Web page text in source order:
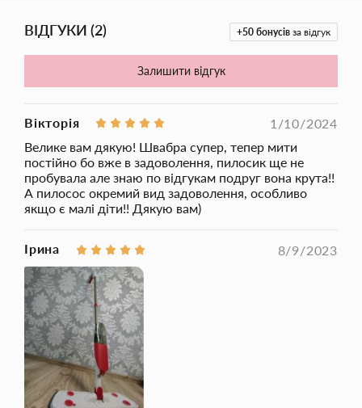
мікрофібра; ✔️Об'єм резервуару для води: 350 мл.;
миючого засобу; Розміри: швабра висота: 113,5 см; колба:
+50 бонусів за відгук
ВІДГУКИ (2)
Залишити відгук
Вікторія
1/10/2024
Велике вам дякую! Швабра супер, тепер мити
постійно бо вже в задоволення, пилосик ще не
пробувала але знаю по відгукам подруг вона крута!!
А пилосос окремий вид задоволення, особливо
якщо є малі діти!! Дякую вам)
Ірина 8/9/2023